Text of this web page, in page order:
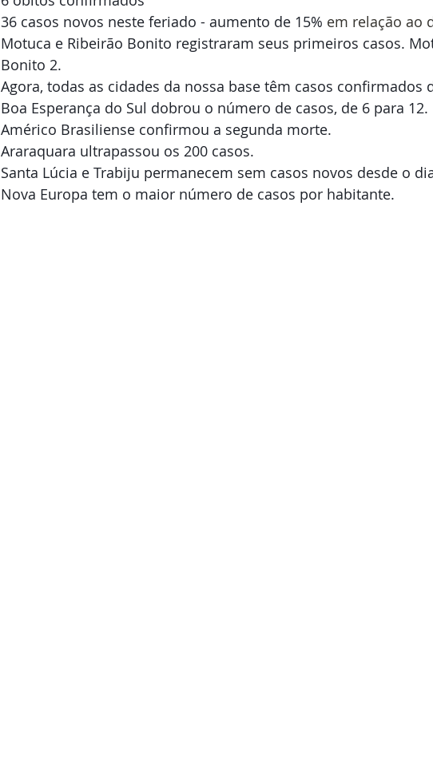
Piso salarial
36 casos novos neste feriado - aumento de 15% em relação ao
Motuca e Ribeirão Bonito registraram seus primeiros casos.
Bonito 2.
Agora, todas as cidades da nossa base têm casos confirmados
Boa Esperança do Sul dobrou o número de casos, de 6 para 12.
Américo Brasiliense confirmou a segunda morte.
Araraquara ultrapassou os 200 casos.
Santa Lúcia e Trabiju permanecem sem casos novos desde o
Nova Europa tem o maior número de casos por habitante.